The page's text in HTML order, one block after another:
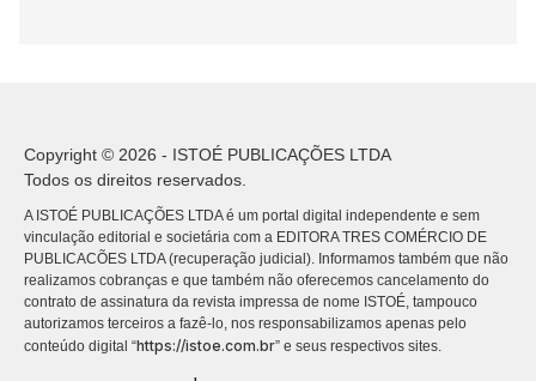
Copyright © 2026 - ISTOÉ PUBLICAÇÕES LTDA
Todos os direitos reservados.
A ISTOÉ PUBLICAÇÕES LTDA é um portal digital independente e sem
vinculação editorial e societária com a EDITORA TRES COMÉRCIO DE
PUBLICACÕES LTDA (recuperação judicial). Informamos também que não
realizamos cobranças e que também não oferecemos cancelamento do
contrato de assinatura da revista impressa de nome ISTOÉ, tampouco
autorizamos terceiros a fazê-lo, nos responsabilizamos apenas pelo
conteúdo digital “https://istoe.com.br” e seus respectivos sites.